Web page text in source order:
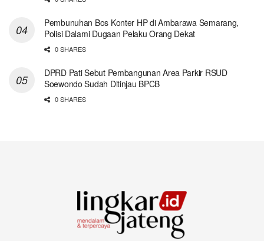
Pembunuhan Bos Konter HP di Ambarawa Semarang,
Polisi Dalami Dugaan Pelaku Orang Dekat
0 SHARES
DPRD Pati Sebut Pembangunan Area Parkir RSUD
Soewondo Sudah Ditinjau BPCB
0 SHARES